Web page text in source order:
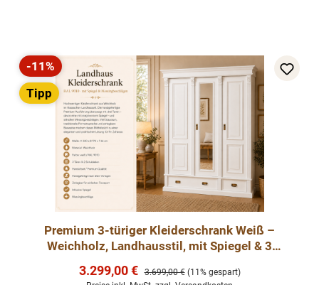
Rabatt
-11%
Tipp
Premium 3-türiger Kleiderschrank Weiß –
Weichholz, Landhausstil, mit Spiegel & 3
Verkaufspreis:
3.299,00 € Regulärer Preis:
3.699,00 € (11% gespart)